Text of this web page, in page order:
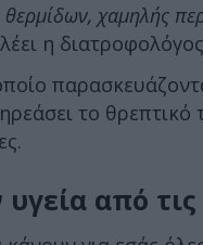
χαμηλής
η
το
από